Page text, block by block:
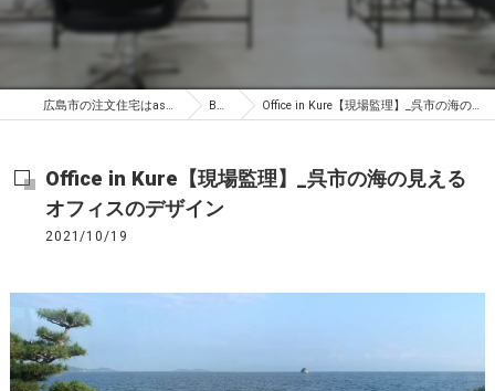
広島市の注文住宅はasazu design office BLOG Office in Kure【現場監理】_呉市の海の見えるオフィスのデザイン
Office in Kure【現場監理】_呉市の海の見える
オフィスのデザイン
2021/10/19